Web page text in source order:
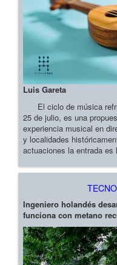
Luis Gareta
El ciclo de música
25 de julio, es una
experiencia musical en
y localidades
actuaciones la entrada es
Ingeniero holandés
funciona con metano